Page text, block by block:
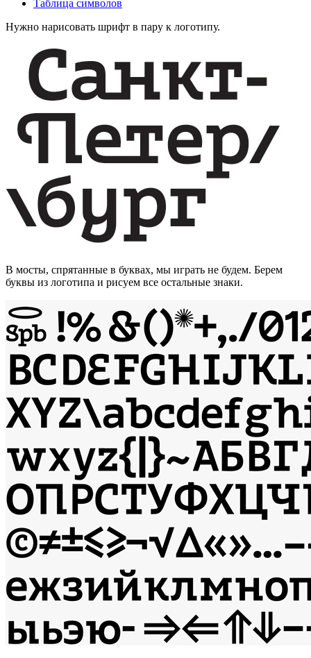
Таблица символов
Нужно нарисовать шрифт в пару к логотипу.
В мосты, спрятанные в буквах, мы играть не будем. Берем
буквы из логотипа и рисуем все остальные знаки.